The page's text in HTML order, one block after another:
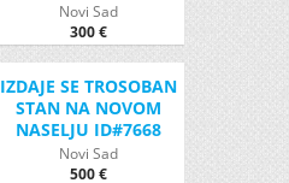
Novi Sad
300 €
IZDAJE SE TROSOBAN
STAN NA NOVOM
NASELJU ID#7668
Novi Sad
500 €